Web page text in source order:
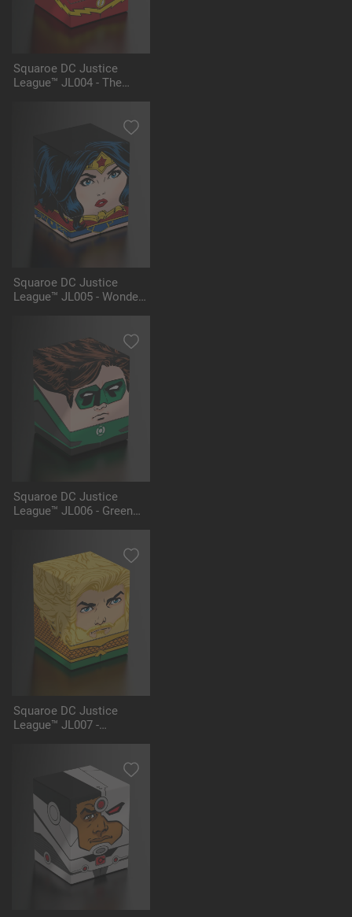
Squaroe DC Justice
League™ JL004 - The
Squaroe DC Justice
League™ JL005 - Wonder
Squaroe DC Justice
League™ JL006 - Green
Squaroe DC Justice
League™ JL007 -